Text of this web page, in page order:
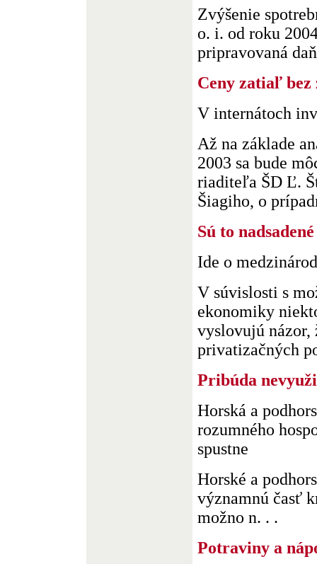
Zvýšenie
o. i. od roku
pripravovaná
Ceny zatiaľ bez
V internátoch
Až na základe
2003 sa bude
riaditeľa ŠD Ľ.
Šiagiho, o
Sú to
Ide o
V súvislosti s
ekonomiky
vyslovujú názor,
privatizačných
Pribúda
Horská a
rozumného
spustne
Horské a
významnú časť
možno n. . .
Potraviny a